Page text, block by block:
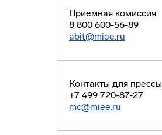
Приемная комиссия
8 800 600-56-89
abit@miee.ru
Контакты для прессы
+7 499 720-87-27
mc@miee.ru